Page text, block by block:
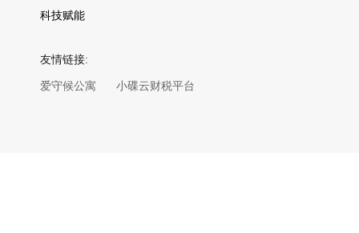
科技赋能
友情链接:
爱守候公寓 小碟云财税平台